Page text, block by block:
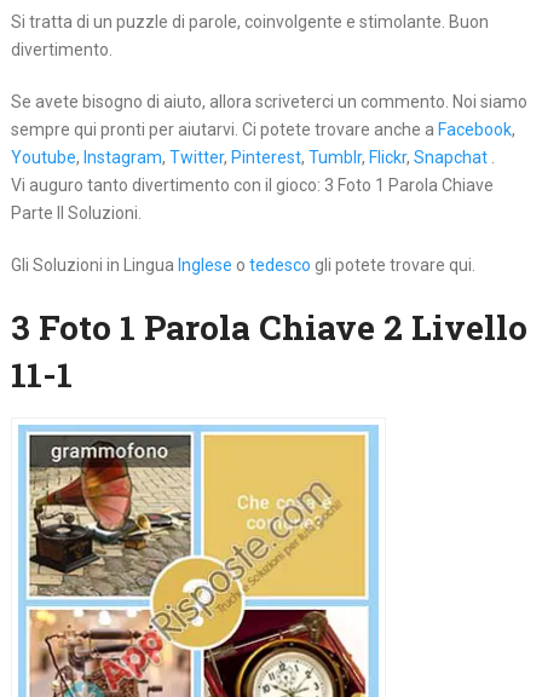
Si tratta di un puzzle di parole, coinvolgente e stimolante. Buon
divertimento.
Se avete bisogno di aiuto, allora scriveterci un commento. Noi siamo
sempre qui pronti per aiutarvi. Ci potete trovare anche a Facebook,
Youtube, Instagram, Twitter, Pinterest, Tumblr, Flickr, Snapchat.
Vi auguro tanto divertimento con il gioco: 3 Foto 1 Parola Chiave
Parte II Soluzioni.
Gli Soluzioni in Lingua Inglese o tedesco gli potete trovare qui.
3 Foto 1 Parola Chiave 2 Livello
11-1